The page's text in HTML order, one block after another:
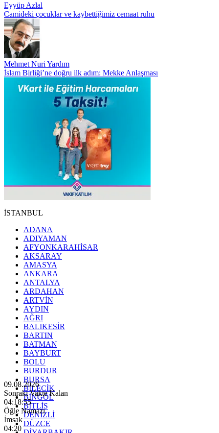
Eyyüp Azlal
Camideki çocuklar ve kaybettiğimiz cemaat ruhu
Mehmet Nuri Yardım
İslam Birliği’ne doğru ilk adım: Mekke Anlaşması
İSTANBUL
ADANA
ADIYAMAN
AFYONKARAHİSAR
AKSARAY
AMASYA
ANKARA
ANTALYA
ARDAHAN
ARTVİN
AYDIN
AĞRI
BALIKESİR
BARTIN
BATMAN
BAYBURT
BOLU
BURDUR
BURSA
BİLECİK
BİNGÖL
BİTLİS
DENİZLİ
DÜZCE
09.08.2026
Sonraki Vakte Kalan
04:18:54
Öğle Namazı
İmsak
04:20